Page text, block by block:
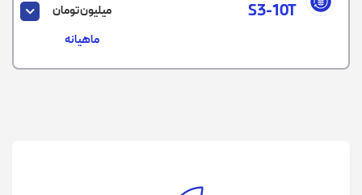
S3-10T
میلیون تومان
ماهیانه